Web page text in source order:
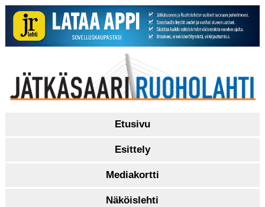
Etusivu
Esittely
Mediakortti
Näköislehti